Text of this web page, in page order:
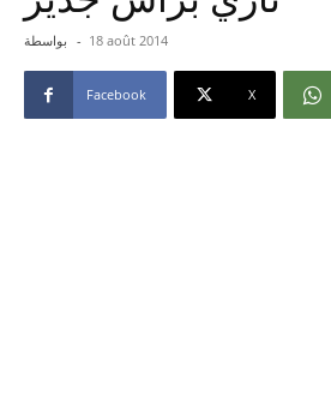
بواسطة - 18 août 2014
Facebook X